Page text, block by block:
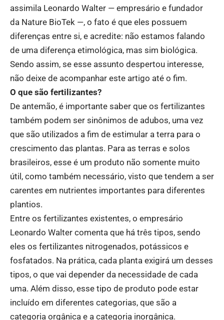
assimila Leonardo Walter — empresário e fundador
da Nature BioTek —, o fato é que eles possuem
diferenças entre si, e acredite: não estamos falando
de uma diferença etimológica, mas sim biológica.
Sendo assim, se esse assunto despertou interesse,
não deixe de acompanhar este artigo até o fim.
O que são fertilizantes?
De antemão, é importante saber que os fertilizantes
também podem ser sinônimos de adubos, uma vez
que são utilizados a fim de estimular a terra para o
crescimento das plantas. Para as terras e solos
brasileiros, esse é um produto não somente muito
útil, como também necessário, visto que tendem a ser
carentes em nutrientes importantes para diferentes
plantios.
Entre os fertilizantes existentes, o empresário
Leonardo Walter comenta que há três tipos, sendo
eles os fertilizantes nitrogenados, potássicos e
fosfatados. Na prática, cada planta exigirá um desses
tipos, o que vai depender da necessidade de cada
uma. Além disso, esse tipo de produto pode estar
incluído em diferentes categorias, que são a
categoria orgânica e a categoria inorgânica.